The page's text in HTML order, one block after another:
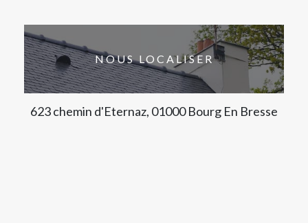
NOUS LOCALISER
623 chemin d'Eternaz, 01000 Bourg En Bresse